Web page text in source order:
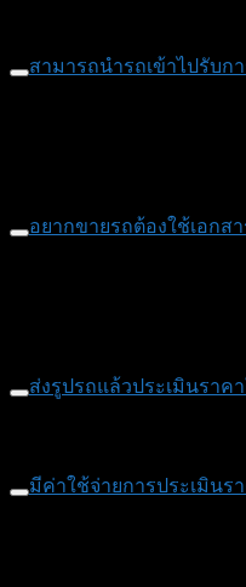
สามารถนำรถเข้าไปรับก
อยากขายรถต้องใช้เอกส
ส่งรูปรถแล้วประเมินราค
มีค่าใช้จ่ายการประเมินร